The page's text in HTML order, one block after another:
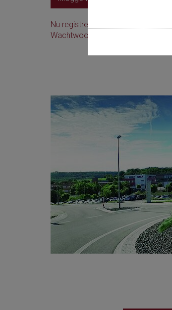
Nu registreren
Wachtwoord vergeten?